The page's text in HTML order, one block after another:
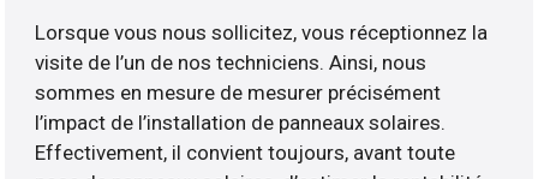
Lorsque vous nous sollicitez, vous réceptionnez la
visite de l’un de nos techniciens. Ainsi, nous
sommes en mesure de mesurer précisément
l’impact de l’installation de panneaux solaires.
Effectivement, il convient toujours, avant toute